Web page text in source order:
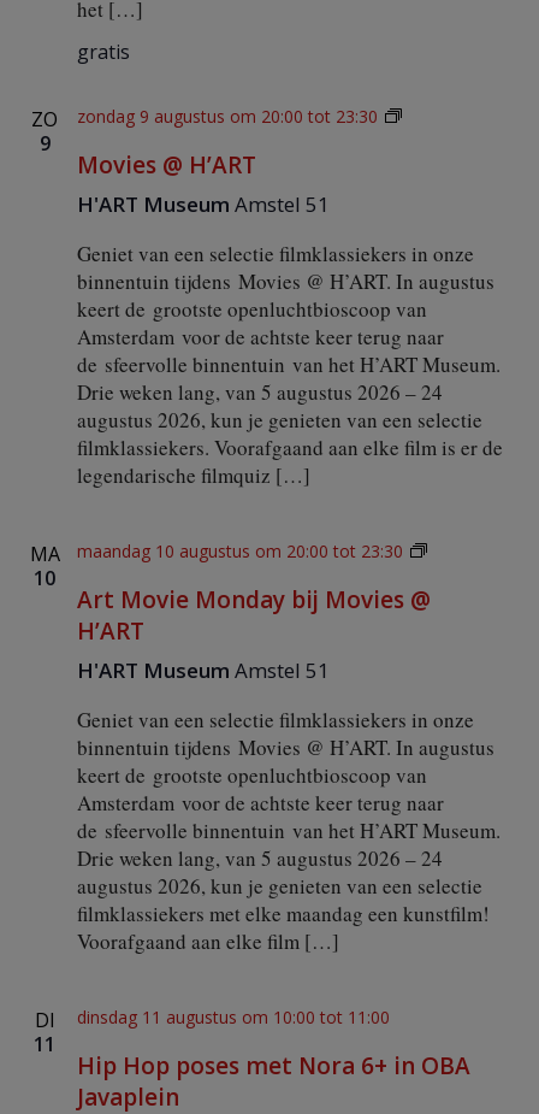
het […]
gratis
ZO
9
Movies @ H’ART
zondag 9 augustus om 20:00 tot 23:30
M
@
H
A
R
T
H'ART Museum Amstel 51
Geniet van een selectie filmklassiekers in onze
binnentuin tijdens Movies @ H’ART. In augustus
keert de grootste openluchtbioscoop van
Amsterdam voor de achtste keer terug naar
de sfeervolle binnentuin van het H’ART Museum.
Drie weken lang, van 5 augustus 2026 – 24
augustus 2026, kun je genieten van een selectie
filmklassiekers. Voorafgaand aan elke film is er de
legendarische filmquiz […]
MA
10
Art Movie Monday bij Movies @
H’ART
maandag 10 augustus om 20:00 tot 23:30
A
t
M
o
d
a
y
b
i
j
s
@
H'ART Museum Amstel 51
Geniet van een selectie filmklassiekers in onze
binnentuin tijdens Movies @ H’ART. In augustus
keert de grootste openluchtbioscoop van
Amsterdam voor de achtste keer terug naar
de sfeervolle binnentuin van het H’ART Museum.
Drie weken lang, van 5 augustus 2026 – 24
augustus 2026, kun je genieten van een selectie
filmklassiekers met elke maandag een kunstfilm!
Voorafgaand aan elke film […]
DI
11
Hip Hop poses met Nora 6+ in OBA
Javaplein
dinsdag 11 augustus om 10:00 tot 11:00